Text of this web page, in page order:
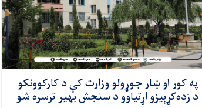
په کور او ښار جوړولو وزارت کې د کارکوونکو
د زده‌کړېیزو اړتیاوو د سنجش بهیر ترسره شو